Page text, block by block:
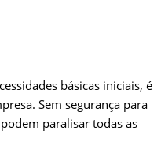
básicas iniciais, é
Sem segurança para
paralisar todas as